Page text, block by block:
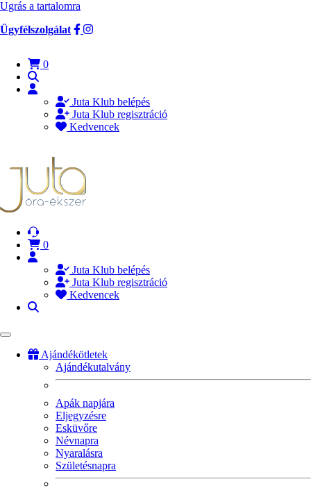
Ugrás a tartalomra
Ügyfélszolgálat
0
Juta Klub belépés
Juta Klub regisztráció
Kedvencek
0
Juta Klub belépés
Juta Klub regisztráció
Kedvencek
Ajándékötletek
Ajándékutalvány
Apák napjára
Eljegyzésre
Esküvőre
Névnapra
Nyaralásra
Születésnapra